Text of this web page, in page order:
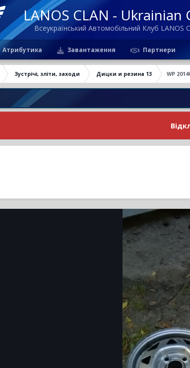
LANOS CLAN - Ukrainian
Всеукраїнський Автомобільний Клуб LANOS
Атрибутика Завантаження Партнери
Зустрічі, зліти, заходи Дицки и резина 13 WP